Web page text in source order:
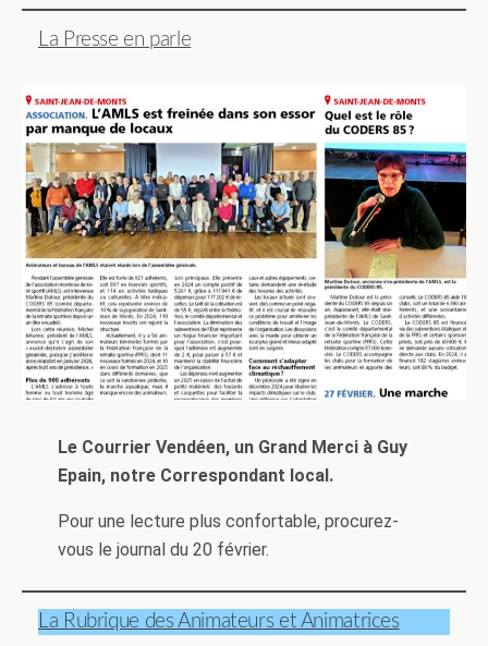
La Presse en parle
Le Courrier Vendéen, un Grand Merci à Guy
Epain, notre Correspondant local.
Pour une lecture plus confortable, procurez-
vous le journal du 20 février.
La Rubrique des Animateurs et Animatrices